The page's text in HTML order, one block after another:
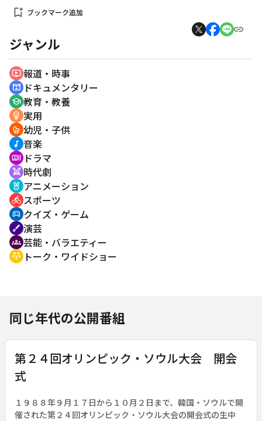
bookmark_add ブックマーク追加
ジャンル
ondemand_video 報道・時事
cinematic_blur ドキュメンタリー
school 教育・教養
emoji_objects 実用
crib 幼児・子供
music_note 音楽
recent_actors ドラマ
swords 時代劇
cruelty_free アニメーション
directions_bike スポーツ
sports_esports クイズ・ゲーム
brush 演芸
groups 芸能・バラエティー
adaptive_audio_mic トーク・ワイドショー
同じ年代の公開番組
第２４回オリンピック・ソウル大会 開会
式
１９８８年９月１７日から１０月２日まで、韓国・ソウルで開
催された第２４回オリンピック・ソウル大会の開会式の生中